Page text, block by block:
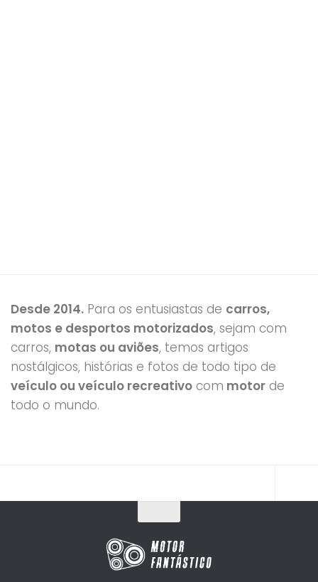
Desde 2014. Para os entusiastas de carros,
motos e desportos motorizados, sejam com
carros, motas ou aviões, temos artigos
nostálgicos, histórias e fotos de todo tipo de
veículo ou veículo recreativo com motor de
todo o mundo.